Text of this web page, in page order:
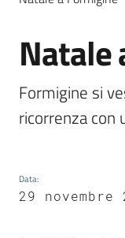
Novità
Servizi
Salta al contenuto
Natale
Formigine si
ricorrenza con
Data:
29 novembre